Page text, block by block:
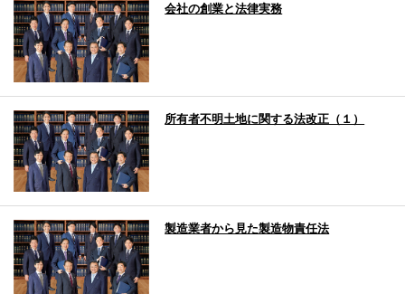
会社の創業と法律実務
所有者不明土地に関する法改正（１）
製造業者から見た製造物責任法